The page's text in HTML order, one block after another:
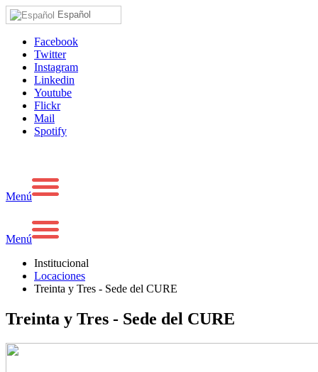
Español
Facebook
Twitter
Instagram
Linkedin
Youtube
Flickr
Mail
Spotify
Menú
Menú
Institucional
Locaciones
Treinta y Tres - Sede del CURE
Treinta y Tres - Sede del CURE